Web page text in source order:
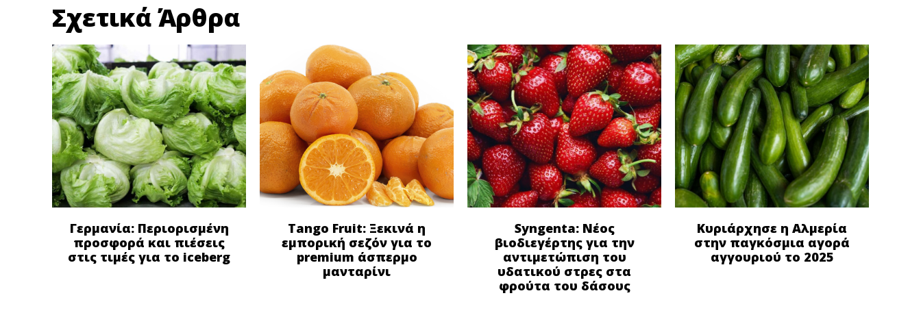
Σχετικά Άρθρα
Γερμανία: Περιορισμένη
προσφορά και πιέσεις
στις τιμές για το iceberg
Tango Fruit: Ξεκινά η
εμπορική σεζόν για το
premium άσπερμο
μανταρίνι
Syngenta: Νέος
βιοδιεγέρτης για την
αντιμετώπιση του
υδατικού στρες στα
φρούτα του δάσους
Κυριάρχησε η Αλμερία
στην παγκόσμια αγορά
αγγουριού το 2025